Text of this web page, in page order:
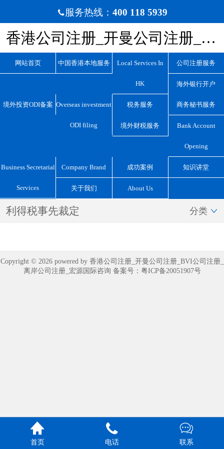
服务热线： 400 118 5939
香港公司注册_开曼公司注册_BVI公司注册_离岸公司注册_宏源国际咨询
网站首页 中国香港本地服务 Local Services In
HK
公司注册服务
海外银行开户
境外投资ODI备案 Overseas investment
ODI filing
税务服务 商务秘书服务
境外财税服务 Bank Account
Opening
Business Secretarial
Services
Company Brand 成功案例 知识讲堂
关于我们 About Us
利得税事先裁定 分类 
Copyright © 2026 powered by 香港公司注册_开曼公司注册_BVI公司注册_
离岸公司注册_宏源国际咨询 备案号： 粤ICP备20051907号

首页

电话

联系